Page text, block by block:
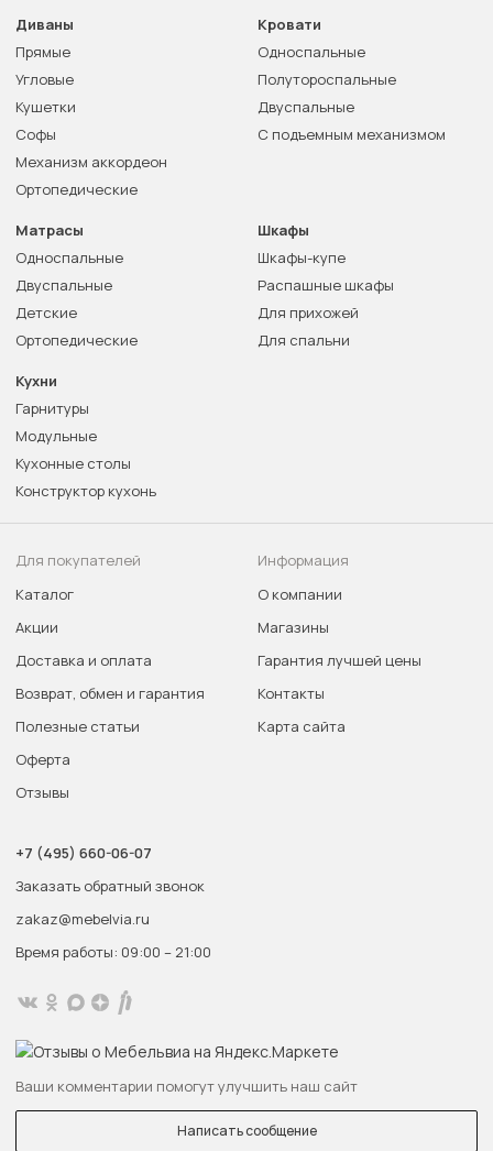
Диваны
Прямые
Угловые
Кушетки
Софы
Механизм аккордеон
Ортопедические
Кровати
Односпальные
Полутороспальные
Двуспальные
С подъемным механизмом
Матрасы
Односпальные
Двуспальные
Детские
Ортопедические
Шкафы
Шкафы-купе
Распашные шкафы
Для прихожей
Для спальни
Кухни
Гарнитуры
Модульные
Кухонные столы
Конструктор кухонь
Для покупателей
Каталог
Акции
Доставка и оплата
Возврат, обмен и гарантия
Полезные статьи
Оферта
Отзывы
Информация
О компании
Магазины
Гарантия лучшей цены
Контакты
Карта сайта
+7 (495) 660-06-07
Заказать обратный звонок
zakaz@mebelvia.ru
Время работы: 09:00 – 21:00
Ваши комментарии помогут улучшить наш сайт
Написать сообщение